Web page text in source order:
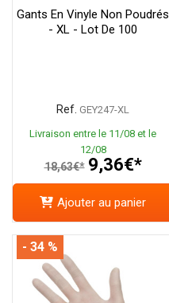
Gants En Vinyle Non Poudrés
- XL - Lot De 100
Ref. GEY247-XL
Livraison entre le 11/08 et le
12/08
18,63€* 9,36€*
Ajouter au panier
- 34 %